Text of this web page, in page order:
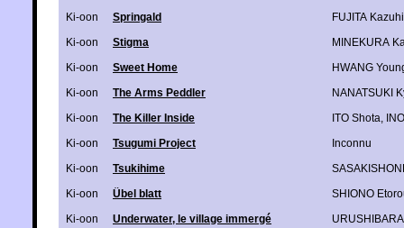
Ki-oon
Springald
FUJITA
Ki-oon
Stigma
MINEKURA
Ki-oon
Sweet Home
HWANG
Ki-oon
The Arms Peddler
NANATSUKI
Ki-oon
The Killer Inside ITO Shota,
Ki-oon
Tsugumi Project
Inconnu
Ki-oon
Tsukihime
Ki-oon
Übel blatt
SHIONO
Ki-oon
Underwater, le village immergé